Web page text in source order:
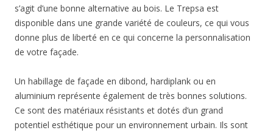
s’agit d’une bonne alternative au bois. Le Trepsa est
disponible dans une grande variété de couleurs, ce qui vous
donne plus de liberté en ce qui concerne la personnalisation
de votre façade.
Un habillage de façade en dibond, hardiplank ou en
aluminium représente également de très bonnes solutions.
Ce sont des matériaux résistants et dotés d’un grand
potentiel esthétique pour un environnement urbain. Ils sont